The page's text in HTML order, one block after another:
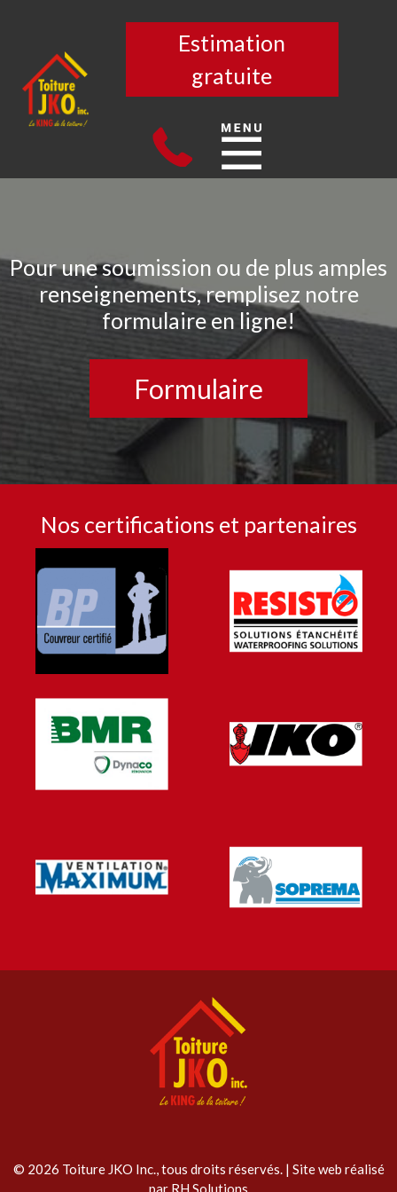
Estimation
gratuite
Pour une soumission ou de plus amples
renseignements, remplisez notre
formulaire en ligne!
Formulaire
Nos certifications et partenaires
© 2026 Toiture JKO Inc., tous droits réservés. | Site web réalisé